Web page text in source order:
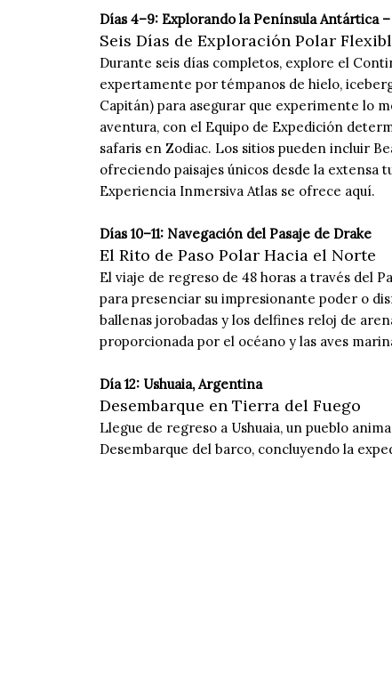
Días 4–9: Explorando la Península Antártica
Seis Días de Exploración Polar
Durante seis días completos, explore el
expertamente por témpanos de hielo,
Capitán) para asegurar que experimente lo
aventura, con el Equipo de Expedición
safaris en Zodiac. Los sitios pueden incluir
ofreciendo paisajes únicos desde la extensa
Experiencia Inmersiva Atlas se ofrece aquí.
Días 10–11: Navegación del Pasaje de Drake
El Rito de Paso Polar Hacia el Norte
El viaje de regreso de 48 horas a través del
para presenciar su impresionante poder o
ballenas jorobadas y los delfines reloj de
proporcionada por el océano y las aves
Día 12: Ushuaia, Argentina
Desembarque en Tierra del Fuego
Llegue de regreso a Ushuaia, un pueblo
Desembarque del barco, concluyendo la